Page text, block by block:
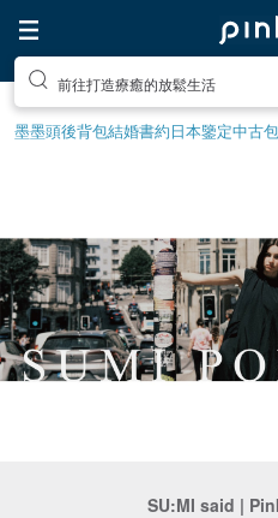
前往打造療癒的放鬆生活
墨墨頭後背包結婚書約日本鑒定中古包
SU:MI said |